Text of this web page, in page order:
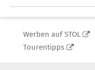
Werben auf STOL
Tourentipps